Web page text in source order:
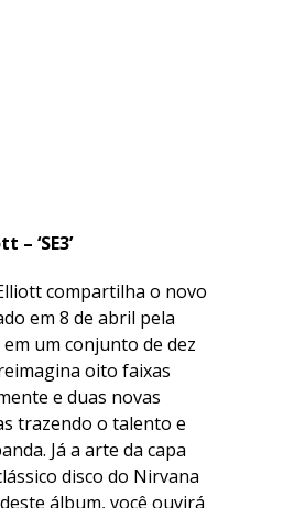
– ‘SE3’
compartilha o novo
em 8 de abril pela
um conjunto de dez
oito faixas
e duas novas
trazendo o talento e
Já a arte da capa
disco do Nirvana
deste álbum, você ouvirá